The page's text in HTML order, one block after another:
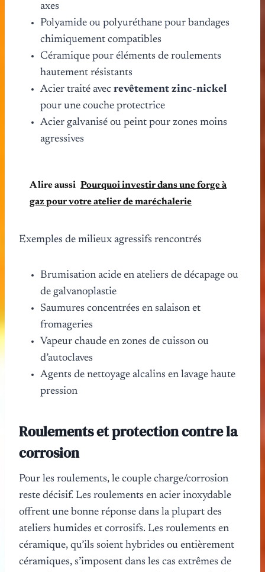
axes
Polyamide ou polyuréthane pour bandages
chimiquement compatibles
Céramique pour éléments de roulements
hautement résistants
Acier traité avec revêtement zinc-nickel
pour une couche protectrice
Acier galvanisé ou peint pour zones moins
agressives
A lire aussi Pourquoi investir dans une forge à
gaz pour votre atelier de maréchalerie
Exemples de milieux agressifs rencontrés
Brumisation acide en ateliers de décapage ou
de galvanoplastie
Saumures concentrées en salaison et
fromageries
Vapeur chaude en zones de cuisson ou
d’autoclaves
Agents de nettoyage alcalins en lavage haute
pression
Roulements et protection contre la
corrosion
Pour les roulements, le couple charge/corrosion
reste décisif. Les roulements en acier inoxydable
offrent une bonne réponse dans la plupart des
ateliers humides et corrosifs. Les roulements en
céramique, qu’ils soient hybrides ou entièrement
céramiques, s’imposent dans les cas extrêmes de